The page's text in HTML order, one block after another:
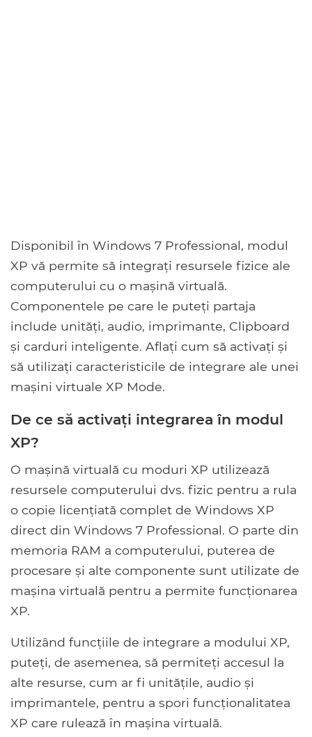
Disponibil în Windows 7 Professional, modul
XP vă permite să integrați resursele fizice ale
computerului cu o mașină virtuală.
Componentele pe care le puteți partaja
include unități, audio, imprimante, Clipboard
și carduri inteligente. Aflați cum să activați și
să utilizați caracteristicile de integrare ale unei
mașini virtuale XP Mode.
De ce să activați integrarea în modul
XP?
O mașină virtuală cu moduri XP utilizează
resursele computerului dvs. fizic pentru a rula
o copie licențiată complet de Windows XP
direct din Windows 7 Professional. O parte din
memoria RAM a computerului, puterea de
procesare și alte componente sunt utilizate de
mașina virtuală pentru a permite funcționarea
XP.
Utilizând funcțiile de integrare a modului XP,
puteți, de asemenea, să permiteți accesul la
alte resurse, cum ar fi unitățile, audio și
imprimantele, pentru a spori funcționalitatea
XP care rulează în mașina virtuală.